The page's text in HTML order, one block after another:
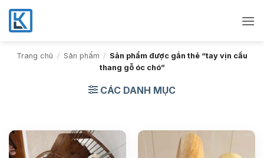
Bỏ
qua
nội
dungTrang chủ / Sản phẩm / Sản phẩm được gắn thẻ “tay vịn cầu
thang gỗ óc chó”
CÁC DANH MỤC